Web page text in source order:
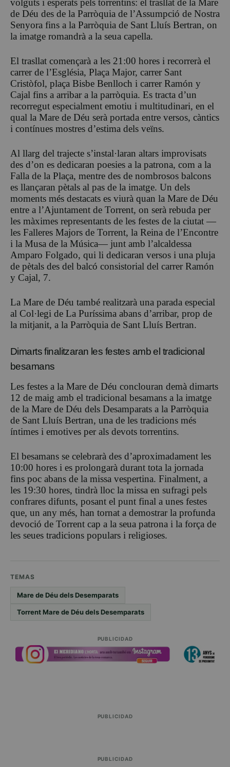
volguts i esperats pels torrentins: el trasllat de la Mare
de Déu des de la Parròquia de l’Assumpció de Nostra
Senyora fins a la Parròquia de Sant Lluís Bertran, on
la imatge romandrà a la seua capella.
El trasllat començarà a les 21:00 hores i recorrerà el
carrer de l’Església, Plaça Major, carrer Sant
Cristòfol, plaça Bisbe Benlloch i carrer Ramón y
Cajal fins a arribar a la parròquia. Es tracta d’un
recorregut especialment emotiu i multitudinari, en el
qual la Mare de Déu serà portada entre versos, càntics
i contínues mostres d’estima dels veïns.
Al llarg del trajecte s’instal·laran altars improvisats
des d’on es dedicaran poesies a la patrona, com a la
Falla de la Plaça, mentre des de nombrosos balcons
es llançaran pètals al pas de la imatge. Un dels
moments més destacats es viurà quan la Mare de Déu
entre a l’Ajuntament de Torrent, on serà rebuda per
les màximes representants de les festes de la ciutat —
les Falleres Majors de Torrent, la Reina de l’Encontre
i la Musa de la Música— junt amb l’alcaldessa
Amparo Folgado, qui li dedicaran versos i una pluja
de pètals des del balcó consistorial del carrer Ramón
y Cajal, 7.
La Mare de Déu també realitzarà una parada especial
al Col·legi de La Puríssima abans d’arribar, prop de
la mitjanit, a la Parròquia de Sant Lluís Bertran.
Dimarts finalitzaran les festes amb el tradicional
besamans
Les festes a la Mare de Déu conclouran demà dimarts
12 de maig amb el tradicional besamans a la imatge
de la Mare de Déu dels Desamparats a la Parròquia
de Sant Lluís Bertran, una de les tradicions més
íntimes i emotives per als devots torrentins.
El besamans se celebrarà des d’aproximadament les
10:00 hores i es prolongarà durant tota la jornada
fins poc abans de la missa vespertina. Finalment, a
les 19:30 hores, tindrà lloc la missa en sufragi pels
confrares difunts, posant el punt final a unes festes
que, un any més, han tornat a demostrar la profunda
devoció de Torrent cap a la seua patrona i la força de
les seues tradicions populars i religioses.
TEMAS
Mare de Déu dels Desemparats
Torrent Mare de Déu dels Desemparats
PUBLICIDAD
PUBLICIDAD
PUBLICIDAD